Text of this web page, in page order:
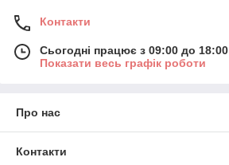
Контакти
Сьогодні працює з 09:00 до 18:00
Показати весь графік роботи
Про нас
Контакти